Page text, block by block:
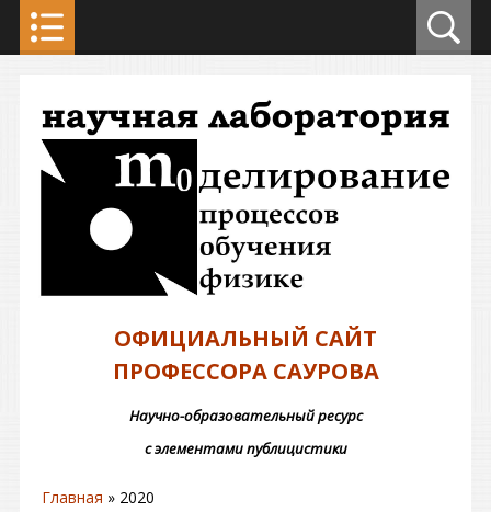
ОФИЦИАЛЬНЫЙ САЙТ
ПРОФЕССОРА САУРОВА
Научно-образовательный ресурс
с элементами публицистики
Главная » 2020